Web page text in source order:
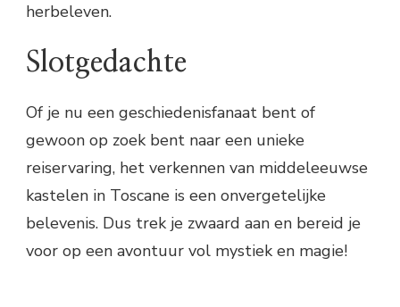
herbeleven.
Slotgedachte
Of je nu een geschiedenisfanaat bent of
gewoon op zoek bent naar een unieke
reiservaring, het verkennen van middeleeuwse
kastelen in Toscane is een onvergetelijke
belevenis. Dus trek je zwaard aan en bereid je
voor op een avontuur vol mystiek en magie!